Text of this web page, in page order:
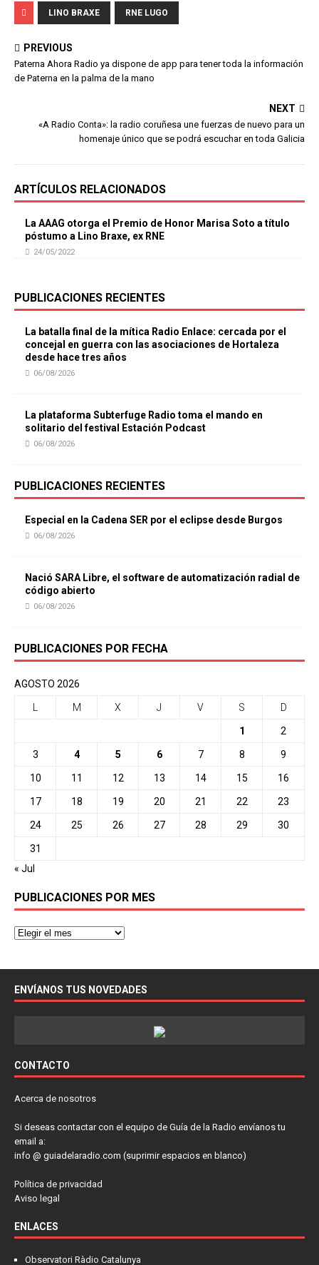
LINO BRAXE RNE LUGO
PREVIOUS
Paterna Ahora Radio ya dispone de app para tener toda la información
de Paterna en la palma de la mano
NEXT
«A Radio Conta»: la radio coruñesa une fuerzas de nuevo para un
homenaje único que se podrá escuchar en toda Galicia
ARTÍCULOS RELACIONADOS
La AAAG otorga el Premio de Honor Marisa Soto a título
póstumo a Lino Braxe, ex RNE
24/05/2022
PUBLICACIONES RECIENTES
La batalla final de la mítica Radio Enlace: cercada por el
concejal en guerra con las asociaciones de Hortaleza
desde hace tres años
06/08/2026
La plataforma Subterfuge Radio toma el mando en
solitario del festival Estación Podcast
06/08/2026
PUBLICACIONES RECIENTES
Especial en la Cadena SER por el eclipse desde Burgos
06/08/2026
Nació SARA Libre, el software de automatización radial de
código abierto
06/08/2026
PUBLICACIONES POR FECHA
AGOSTO 2026
M X J V S D
1 2
3 4 5 6 7 8 9
10 11 12 13 14 15 16
17 18 19 20 21 22 23
24 25 26 27 28 29 30
31
« Jul
PUBLICACIONES POR MES
ENVÍANOS TUS NOVEDADES
CONTACTO
Acerca de nosotros
Si deseas contactar con el equipo de Guía de la Radio envíanos tu
email a:
info @ guiadelaradio.com (suprimir espacios en blanco)
Política de privacidad
Aviso legal
ENLACES
Observatori Ràdio Catalunya